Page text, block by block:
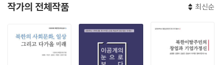
작가의 전체작품 최신순